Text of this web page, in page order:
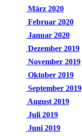
März 2020
Februar 2020
Januar 2020
Dezember 2019
November 2019
Oktober 2019
September 2019
August 2019
Juli 2019
Juni 2019